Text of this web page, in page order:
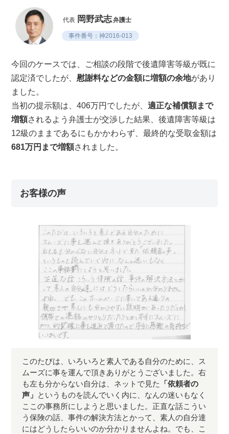
代表 岡野武志弁護士
事件番号：神2016-013
今回のケースでは、ご相談の段階で後遺障害等級が既に
認定済でしたが、慰謝料などの金額に増額の余地があり
ました。
当初の提示額は、406万円でしたが、適正な補償額まで
増額されるよう弁護士が交渉した結果、後遺障害等級は
12級のままであるにもかかわらず、最終的な受取金額は
681万円まで増額されました。
お客様の声
このたびは、いろいろと素人である自分のために、ス
ムーズに事を運んで頂きありがとうございました。右
も左も分からない自分は、ネットで見た 「依頼者の
声」 というものを読んでいく内に、なんの迷いもなく
ここの事務所にしようと思いました。正直な話こうい
う保険の話、事件の解決方法とかって、素人の自分達
にはどうしたらいいのか分かりませんよね。でも、こ